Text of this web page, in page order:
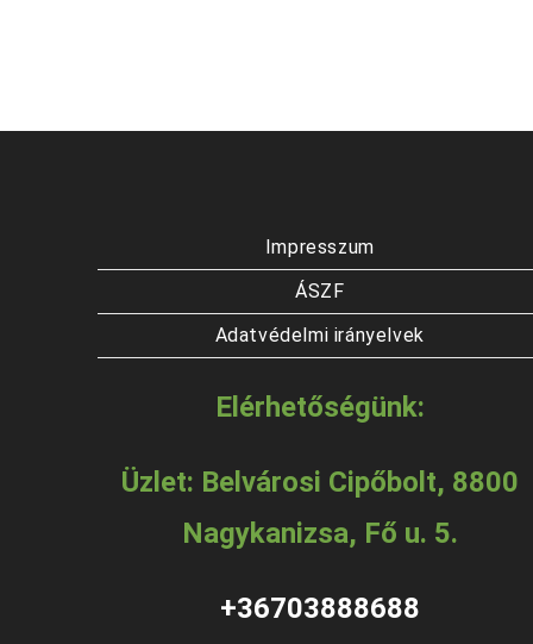
Impresszum
ÁSZF
Adatvédelmi irányelvek
Elérhetőségünk:
Üzlet: Belvárosi Cipőbolt, 8800
Nagykanizsa, Fő u. 5.
+36703888688